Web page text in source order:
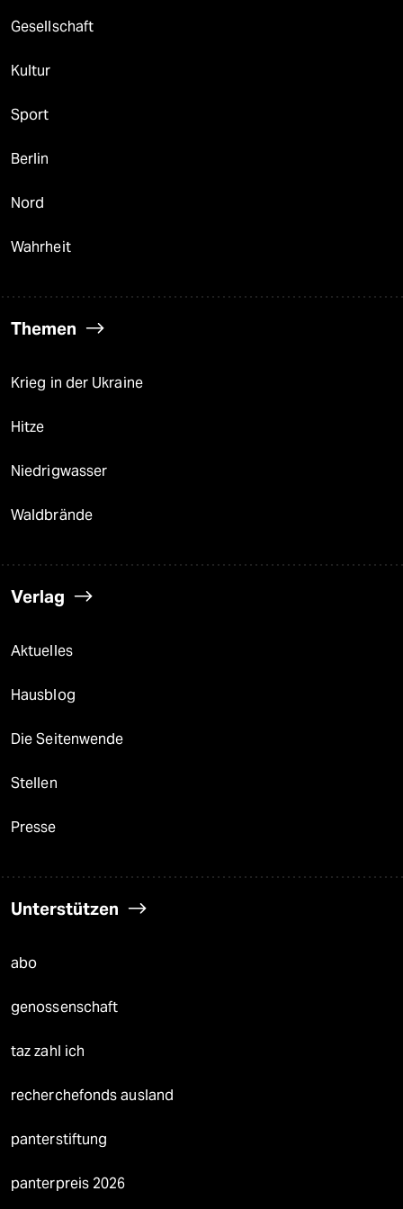
wahrheit
verlag
verlag
veranstaltungen
unterstützen
abo
genossenschaft
Gesellschaft
Kultur
Sport
Berlin
Nord
Wahrheit
Themen
Krieg in der Ukraine
Hitze
Niedrigwasser
Waldbrände
Verlag
Aktuelles
Hausblog
Die Seitenwende
Stellen
Presse
Unterstützen
abo
genossenschaft
taz zahl ich
recherchefonds ausland
panterstiftung
panterpreis 2026